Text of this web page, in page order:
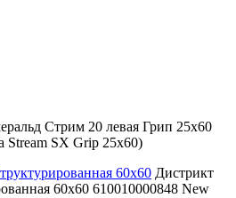
Стрим 20 левая Грип 25x60
Stream SX Grip 25x60)
60x60 Дистрикт
60x60 610010000848 New